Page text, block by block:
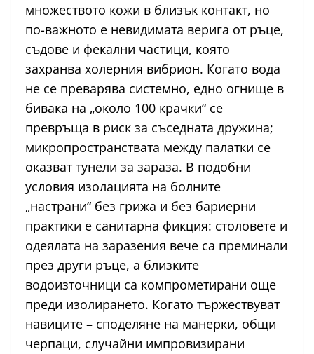
множеството кожи в близък контакт, но
по-важното е невидимата верига от ръце,
съдове и фекални частици, която
захранва холерния вибрион. Когато вода
не се преварява системно, едно огнище в
бивака на „около 100 крачки“ се
превръща в риск за съседната дружина;
микропространствата между палатки се
оказват тунели за зараза. В подобни
условия изолацията на болните
„настрани“ без грижа и без бариерни
практики е санитарна фикция: столовете и
одеялата на заразения вече са преминали
през други ръце, а близките
водоизточници са компрометирани още
преди изолирането. Когато тържествуват
навиците – споделяне на манерки, общи
черпаци, случайни импровизирани